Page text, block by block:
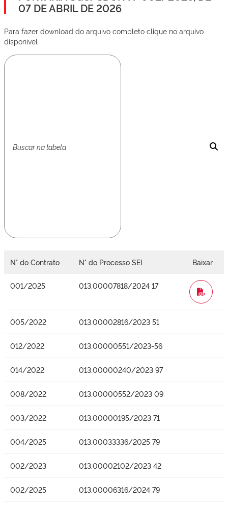
07 DE ABRIL DE 2026
Para fazer download do arquivo completo clique no arquivo
disponível
N° do Contrato N° do Processo SEI Baixar
001/2025 013.00007818/2024 17
WORD
005/2022 013.00002816/2023 51
012/2022 013.00000551/2023-56
014/2022 013.00000240/2023 97
008/2022 013.00000552/2023 09
003/2022 013.00000195/2023 71
004/2025 013.00033336/2025 79
002/2023 013.00002102/2023 42
002/2025 013.00006316/2024 79